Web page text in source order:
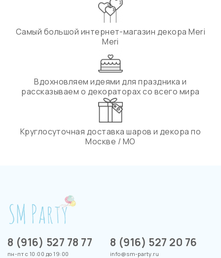
Самый большой интернет-магазин декора Meri
Meri
Вдохновляем идеями для праздника и
рассказываем о декораторах со всего мира
Круглосуточная доставка шаров и декора по
Москве / МО
8 (916) 527 78 77
пн-пт с 10:00 до 19:00
8 (916) 527 20 76
info@sm-party.ru